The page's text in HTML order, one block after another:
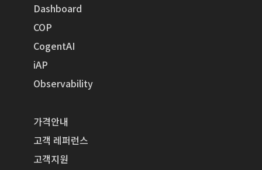
Dashboard
COP
CogentAI
iAP
Observability
가격안내
고객 레퍼런스
고객지원